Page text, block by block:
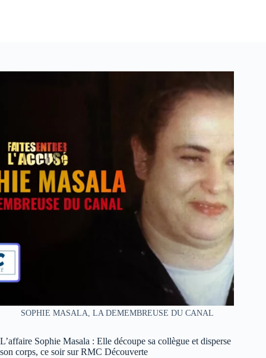
SOPHIE MASALA, LA DEMEMBREUSE DU CANAL
L’affaire Sophie Masala : Elle découpe sa collègue et disperse
son corps, ce soir sur RMC Découverte